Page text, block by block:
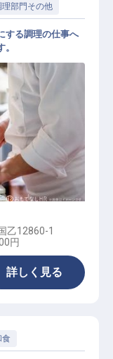
理部門その他
する調理の仕事へ
乙12860-1
円
詳しく見る
食